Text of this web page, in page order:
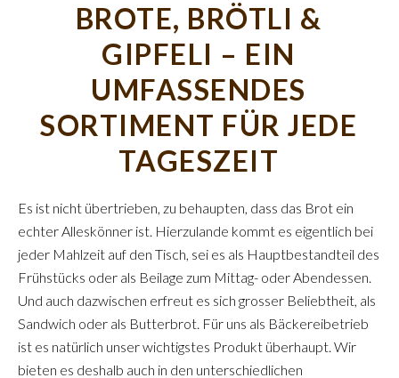
BROTE, BRÖTLI &
GIPFELI – EIN
UMFASSENDES
SORTIMENT FÜR JEDE
TAGESZEIT
Es ist nicht übertrieben, zu behaupten, dass das Brot ein
echter Alleskönner ist. Hierzulande kommt es eigentlich bei
jeder Mahlzeit auf den Tisch, sei es als Hauptbestandteil des
Frühstücks oder als Beilage zum Mittag- oder Abendessen.
Und auch dazwischen erfreut es sich grosser Beliebtheit, als
Sandwich oder als Butterbrot. Für uns als Bäckereibetrieb
ist es natürlich unser wichtigstes Produkt überhaupt. Wir
bieten es deshalb auch in den unterschiedlichen